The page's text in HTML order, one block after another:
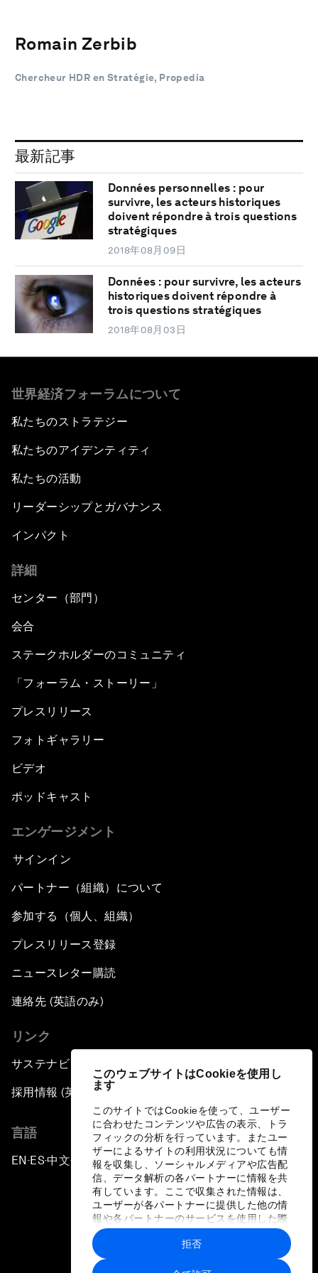
このウェブサイトはCookieを使用し
ます
このサイトではCookieを使って、ユーザー
に合わせたコンテンツや広告の表示、トラ
フィックの分析を行っています。またユー
ザーによるサイトの利用状況についても情
報を収集し、ソーシャルメディアや広告配
信、データ解析の各パートナーに情報を共
有しています。ここで収集された情報は、
ユーザーが各パートナーに提供した他の情
報や各パートナーのサービスを使用した際
に収集された情報と組み合わされ、各パー
トナーによって使用されることがありま
す。
拒否
Romain Zerbib
Chercheur HDR en Stratégie, Propedia
最新記事
Données personnelles : pour
survivre, les acteurs historiques
doivent répondre à trois questions
stratégiques
2018年08月09日
Données : pour survivre, les acteurs
historiques doivent répondre à
trois questions stratégiques
2018年08月03日
世界経済フォーラムについて
私たちのストラテジー
私たちのアイデンティティ
私たちの活動
リーダーシップとガバナンス
インパクト
詳細
センター（部門）
会合
ステークホルダーのコミュニティ
「フォーラム・ストーリー」
プレスリリース
フォトギャラリー
ビデオ
ポッドキャスト
エンゲージメント
サインイン
パートナー（組織）について
参加する（個人、組織）
プレスリリース登録
ニュースレター購読
連絡先 (英語のみ)
リンク
サステナビリティへの取り組み
採用情報 (英語のみ)
言語
EN ▪ ES▪中文▪ 日本語
プライバシーポリシーと利用規約